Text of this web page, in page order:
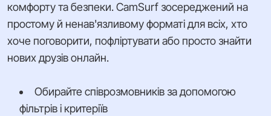
комфорту та безпеки. CamSurf зосереджений на
простому й ненав'язливому форматі для всіх, хто
хоче поговорити, пофліртувати або просто знайти
нових друзів онлайн.
Обирайте співрозмовників за допомогою
фільтрів і критеріїв